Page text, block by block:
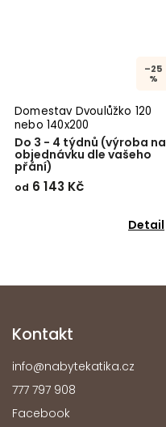
–25
%
Domestav Dvoulůžko 120
nebo 140x200
Do 3 - 4 týdnů (výroba na
objednávku dle vašeho
přání)
od 6 143 Kč
Detail
Kontakt
info@nabytekatika.cz
777 797 908
Facebook